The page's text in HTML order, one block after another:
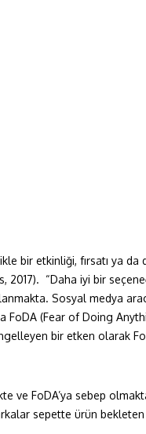
bir etkinliği, fırsatı ya
2017). “Daha iyi bir
Sosyal medya
(Fear of Doing
bir etken olarak
FoDA’ya sebep
sepette ürün